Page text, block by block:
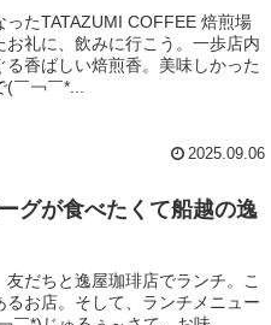
たTATAZUMI COFFEE 焙煎場
礼に、飲みに行こう。一歩店内
香ばしい焙煎香。美味しかった
(￣￢￣*...
2025.09.06
グが食べたくて船越の逸
だちと逸屋珈琲店でランチ。こ
お店。そして、ランチメニュー